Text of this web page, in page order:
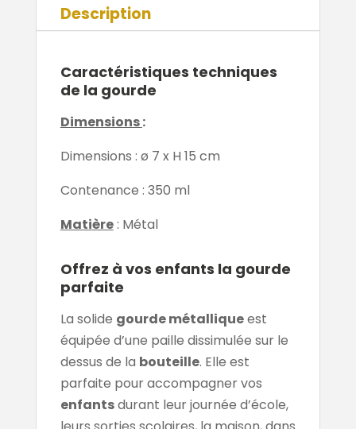
Description
Caractéristiques techniques
de la gourde
Dimensions:
Dimensions : ø 7 x H 15 cm
Contenance : 350 ml
Matière: Métal
Offrez à vos enfants la gourde
parfaite
La solide gourde métalliqueest
équipée d’une paille dissimulée sur le
dessus de la bouteille. Elle est
parfaite pour accompagner vos
enfantsdurant leur journée d’école,